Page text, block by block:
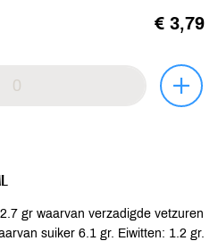
€ 3,79
gr waarvan verzadigde vetzuren
suiker 6.1 gr. Eiwitten: 1.2 gr.